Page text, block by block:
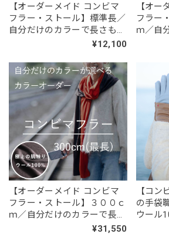
【オーダーメイド コンビマ
フラー・ストール】標準長／
自分だけのカラーで長さも選
べる「カスタムカラーオーダ
¥12,100
【オー
フラー
ｍ／自
も選
【オーダーメイド コンビマ
フラー・ストール】３００ｃ
ｍ／自分だけのカラーで長さ
も選べる「カスタムカラーオ
¥31,550
【コン
の手袋
ウール